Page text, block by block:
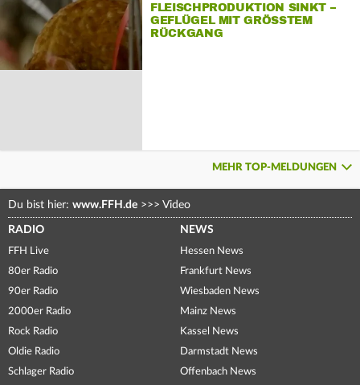
FLEISCHPRODUKTION SINKT –
GEFLÜGEL MIT GRÖSSTEM R
ÜCKGANG
MEHR TOP-MELDUNGEN
Du bist hier: www.FFH.de >>> Video
RADIO
FFH Live
80er Radio
90er Radio
2000er Radio
Rock Radio
Oldie Radio
Schlager Radio
NEWS
Hessen News
Frankfurt News
Wiesbaden News
Mainz News
Kassel News
Darmstadt News
Offenbach News